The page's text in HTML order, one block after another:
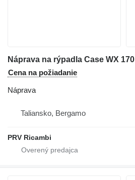
Náprava na rýpadla Case WX 170
Cena na požiadanie
Náprava
Taliansko, Bergamo
PRV Ricambi